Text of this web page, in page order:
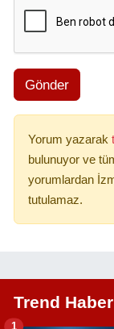
Gönder
Yorum yazarak
bulunuyor ve
yorumlardan
tutulamaz.
Trend
1